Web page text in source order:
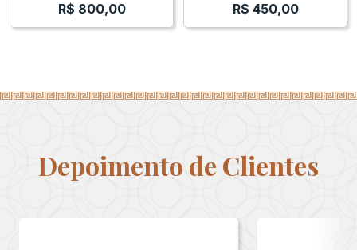
R$ 800,00 R$ 450,00
Depoimento de Clientes